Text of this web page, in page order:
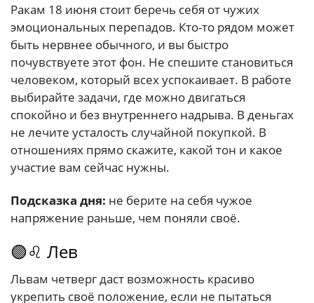
Ракам 18 июня стоит беречь себя от чужих
эмоциональных перепадов. Кто-то рядом может
быть нервнее обычного, и вы быстро
почувствуете этот фон. Не спешите становиться
человеком, который всех успокаивает. В работе
выбирайте задачи, где можно двигаться
спокойно и без внутреннего надрыва. В деньгах
не лечите усталость случайной покупкой. В
отношениях прямо скажите, какой тон и какое
участие вам сейчас нужны.
Подсказка дня: не берите на себя чужое
напряжение раньше, чем поняли своё.
🟣♌ Лев
Львам четверг даст возможность красиво
укрепить своё положение, если не пытаться